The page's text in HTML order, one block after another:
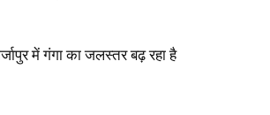
में गंगा का जलस्तर बढ़ रहा है